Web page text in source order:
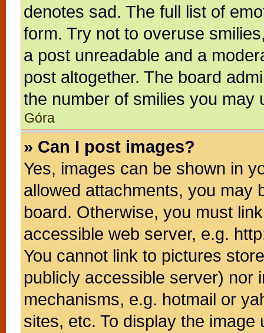
denotes sad. The full list of
form. Try not to overuse
a post unreadable and a
post altogether. The board
the number of smilies you may
Góra
» Can I post images?
Yes, images can be shown in
allowed attachments, you may
board. Otherwise, you must
accessible web server, e.g.
You cannot link to pictures
publicly accessible server) nor
mechanisms, e.g. hotmail or
sites, etc. To display the